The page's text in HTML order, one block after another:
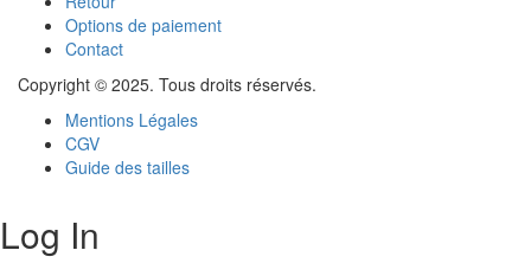
Options de paiement
Contact
Copyright © 2025. Tous droits réservés.
Mentions Légales
CGV
Guide des tailles
Log In